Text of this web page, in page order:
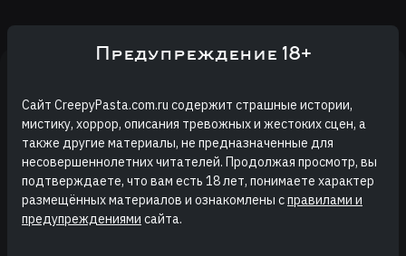
Бункер космодрома Плесецк
Иван Мерино
Прежде чем я начну свой рассказ, я предупрежу, что я не знаю
точного расположения этого места. По крайней мере…
Предупреждение 18+
Сайт CreepyPasta.com.ru содержит страшные истории,
мистику, хоррор, описания тревожных и жестоких сцен, а
также другие материалы, не предназначенные для
несовершеннолетних читателей. Продолжая просмотр, вы
подтверждаете, что вам есть 18 лет, понимаете характер
размещённых материалов и ознакомлены справилами и
предупреждениями сайта.